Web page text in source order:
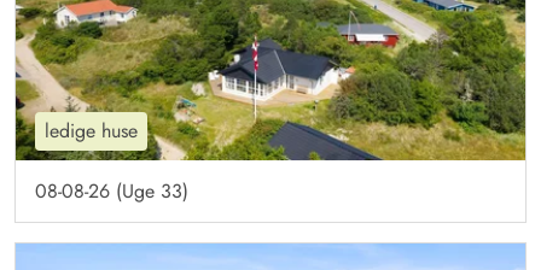
ledige huse
08-08-26 (Uge 33)